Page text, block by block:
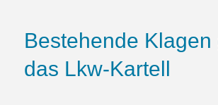
Bestehende Klagen
das Lkw-Kartell